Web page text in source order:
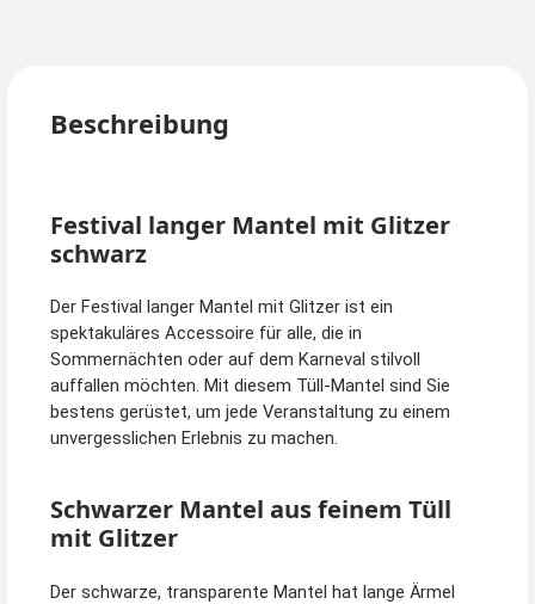
Beschreibung
Festival langer Mantel mit Glitzer
schwarz
Der Festival langer Mantel mit Glitzer ist ein
spektakuläres Accessoire für alle, die in
Sommernächten oder auf dem Karneval stilvoll
auffallen möchten. Mit diesem Tüll-Mantel sind Sie
bestens gerüstet, um jede Veranstaltung zu einem
unvergesslichen Erlebnis zu machen.
Schwarzer Mantel aus feinem Tüll
mit Glitzer
Der schwarze, transparente Mantel hat lange Ärmel